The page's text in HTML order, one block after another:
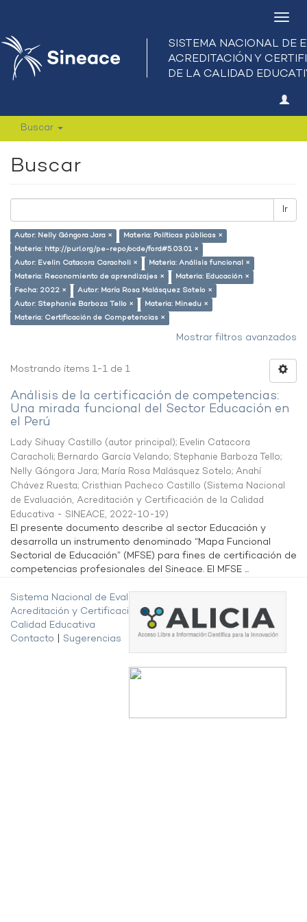
Buscar
Buscar
Ir
Autor: Nelly Góngora Jara ×
Materia: Políticas públicas ×
Materia: http://purl.org/pe-repo/ocde/ford#5.03.01 ×
Autor: Evelin Catacora Caracholi ×
Materia: Análisis funcional ×
Materia: Reconomiento de aprendizajes ×
Materia: Educación ×
Fecha: 2022 ×
Autor: María Rosa Malásquez Sotelo ×
Autor: Stephanie Barboza Tello ×
Materia: Minedu ×
Materia: Certificación de Competencias ×
Mostrar filtros avanzados
Mostrando ítems 1-1 de 1
Análisis de la certificación de competencias:
Una mirada funcional del Sector Educación en
el Perú
Lady Sihuay Castillo (autor principal); Evelin Catacora
Caracholi; Bernardo García Velando; Stephanie Barboza Tello;
Nelly Góngora Jara; María Rosa Malásquez Sotelo; Anahí
Chávez Ruesta; Cristhian Pacheco Castillo (Sistema Nacional
de Evaluación, Acreditación y Certificación de la Calidad
Educativa - SINEACE, 2022-10-19)
El presente documento describe al sector Educación y
desarrolla un instrumento denominado “Mapa Funcional
Sectorial de Educación” (MFSE) para fines de certificación de
competencias profesionales del Sineace. El MFSE ...
Sistema Nacional de Evaluación,
Acreditación y Certificación de la
Calidad Educativa
Contacto
Sugerencias